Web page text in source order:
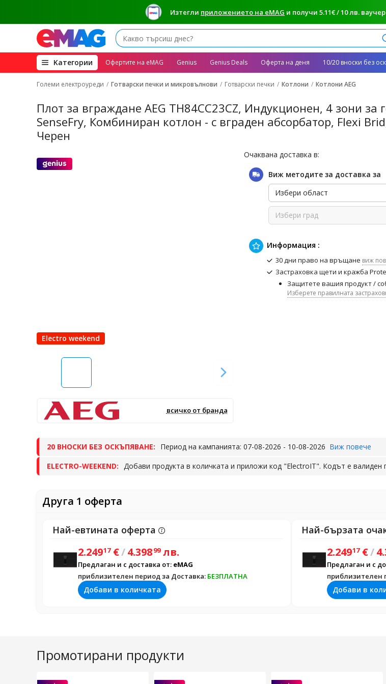
Изтегли приложението на eMAG и получи 5.11€ / 10 лв.
котлон - с вграден абсорбатор, Flexi Bridge,
Booster, Функция Bridge, Черен
Kатегории (open
megamenu)
Офертите на eMAG Genius Genius Deals Оферта на деня 10/20 вноски без
Големи електроуреди Готварски печки и микровълнови Готварски печки Котлони Котлони AEG
Плот за вграждане AEG TH84CC23CZ, Индукционен, 4 зони за
SenseFry, Комбиниран котлон - с вграден абсорбатор, Flexi
Черен
Electro weekend
всичко от бранда
Очаквана доставка в:
Виж методите за доставка за
Избери област
Избери град
Информация :
30 дни право на връщане виж
Застраховка щети и кражба
Защитете вашия продукт /
Изберете правилната
20 ВНОСКИ БЕЗ ОСКЪПЯВАНЕ: Период на кампанията: 07-08-2026 - 10-08-2026 Виж повече
ELECTRO-WEEKEND:
Добави продукта в количката и приложи код "ElectroIT". Кодът е
Друга 1 оферта
Най-евтината оферта
2.24917 €/4.39899 лв.
Предлаган и с доставка от: eMAG
приблизителен период за Доставка: БЕЗПЛАТНА
Добави в количката
Най-бързата
2.24917 €/
Предлаган и с
приблизителен
Добави в
Промотирани продукти